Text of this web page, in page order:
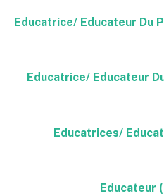
(6) Educatrice/ Educateur
(3) Educatrice/ Educateur
(118) Educatrices/
(16)